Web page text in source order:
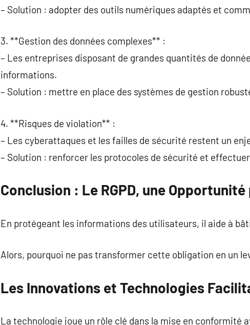
– Solution : adopter des outils numériques adaptés et
3. **Gestion des données complexes** :
– Les entreprises disposant de grandes quantités de
informations.
– Solution : mettre en place des systèmes de gestion
4. **Risques de violation** :
– Les cyberattaques et les failles de sécurité restent un
– Solution : renforcer les protocoles de sécurité et
Conclusion : Le RGPD, une
En protégeant les informations des utilisateurs, il aide à
Alors, pourquoi ne pas transformer cette obligation en un
Les Innovations et Technologies
La technologie joue un rôle clé dans la mise en conformité